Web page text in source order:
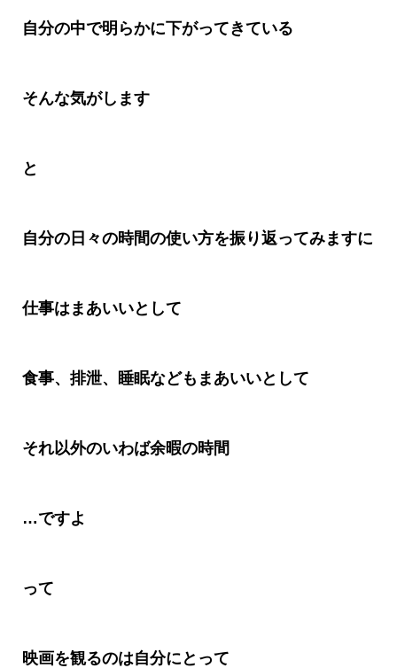
自分の中で明らかに下がってきている
そんな気がします
と
自分の日々の時間の使い方を振り返ってみますに
仕事はまあいいとして
食事、排泄、睡眠などもまあいいとして
それ以外のいわば余暇の時間
…ですよ
って
映画を観るのは自分にとって